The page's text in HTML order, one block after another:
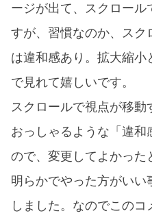
ージが出て、スクロー
すが、習慣なのか、ス
は違和感あり。拡大縮
で見れて嬉しいです。
スクロールで視点が移動
おっしゃるような「違和
ので、変更してよかった
明らかでやった方がい
しました。なのでこの